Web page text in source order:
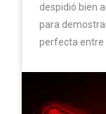
despidió bien
para
perfecta entre